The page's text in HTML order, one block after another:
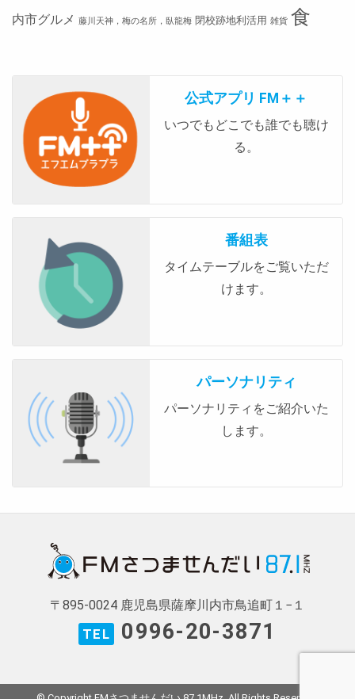
内市グルメ 藤川天神，梅の名所，臥龍梅 閉校跡地利活用 雑貨 食
公式アプリ FM＋＋
いつでもどこでも誰でも聴け
る。
番組表
タイムテーブルをご覧いただ
けます。
パーソナリティ
パーソナリティをご紹介いた
します。
〒895-0024 鹿児島県薩摩川内市鳥追町１−１
TEL
0996-20-3871